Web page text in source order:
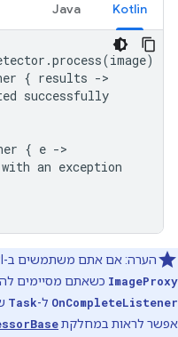
Kotlin
Java
{ results ->
successfully
{ e ->
an exception
הערה: אם אתם משתמשים ב-API‏
ImageProxy כשאתם מסיימים
OnCompleteListener ל-Task
אפשר לראות במחלקת